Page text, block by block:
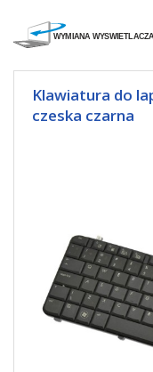
Klawiatura do
czeska czarna